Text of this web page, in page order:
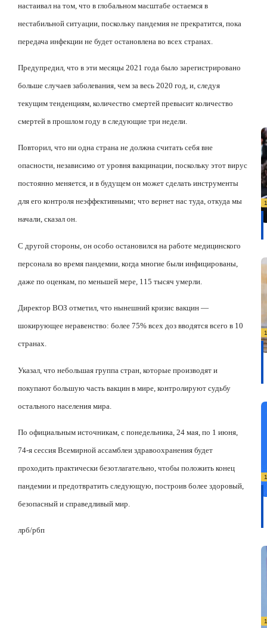
настаивал на том, что в глобальном масштабе остаемся в
нестабильной ситуации, поскольку пандемия не прекратится, пока
передача инфекции не будет остановлена во всех странах.
Предупредил, что в эти месяцы 2021 года было зарегистрировано
больше случаев заболевания, чем за весь 2020 год, и, следуя
текущим тенденциям, количество смертей превысит количество
смертей в прошлом году в следующие три недели.
Повторил, что ни одна страна не должна считать себя вне
опасности, независимо от уровня вакцинации, поскольку этот вирус
постоянно меняется, и в будущем он может сделать инструменты
для его контроля неэффективными; что вернет нас туда, откуда мы
начали, сказал он.
С другой стороны, он особо остановился на работе медицинского
персонала во время пандемии, когда многие были инфицированы,
даже по оценкам, по меньшей мере, 115 тысяч умерли.
Директор ВОЗ отметил, что нынешний кризис вакцин —
шокирующее неравенство: более 75% всех доз вводятся всего в 10
странах.
Указал, что небольшая группа стран, которые производят и
покупают большую часть вакцин в мире, контролируют судьбу
остального населения мира.
По официальным источникам, с понедельника, 24 мая, по 1 июня,
74-я сессия Всемирной ассамблеи здравоохранения будет
проходить практически безотлагательно, чтобы положить конец
пандемии и предотвратить следующую, построив более здоровый,
безопасный и справедливый мир.
лрб/рбп